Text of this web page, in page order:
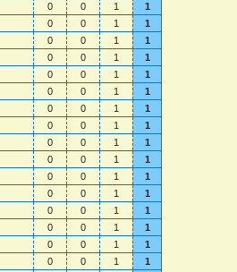
0 0 1
1
0 0 1
1
0 0 1
1
0 0 1
1
0 0 1
1
0 0 1
1
0 0 1
1
0 0 1
1
0 0 1
1
0 0 1
1
0 0 1
1
0 0 1
1
0 0 1
1
0 0 1
1
0 0 1
1
0 0 1
1